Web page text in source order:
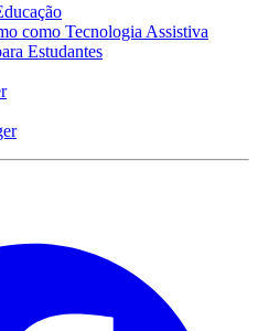
como Tecnologia Assistiva
Estudantes